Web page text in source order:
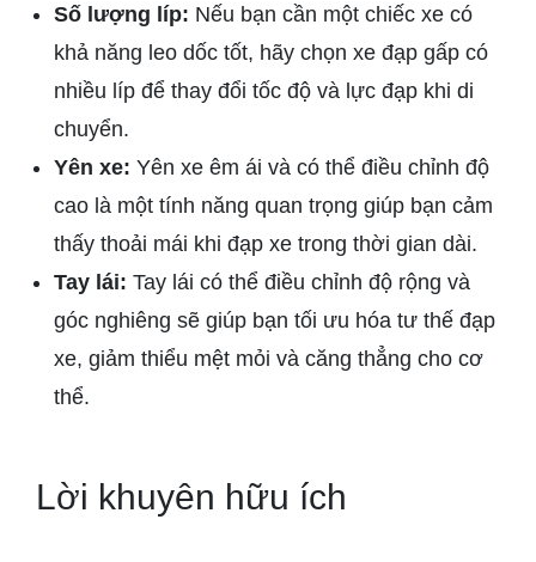
Số lượng líp: Nếu bạn cần một chiếc xe có
khả năng leo dốc tốt, hãy chọn xe đạp gấp có
nhiều líp để thay đổi tốc độ và lực đạp khi di
chuyển.
Yên xe: Yên xe êm ái và có thể điều chỉnh độ
cao là một tính năng quan trọng giúp bạn cảm
thấy thoải mái khi đạp xe trong thời gian dài.
Tay lái: Tay lái có thể điều chỉnh độ rộng và
góc nghiêng sẽ giúp bạn tối ưu hóa tư thế đạp
xe, giảm thiểu mệt mỏi và căng thẳng cho cơ
thể.
Lời khuyên hữu ích